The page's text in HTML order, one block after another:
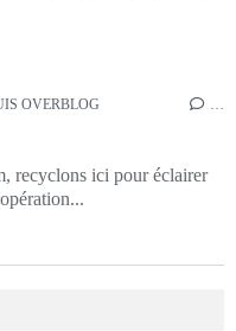
OVERBLOG …
recyclons ici pour éclairer